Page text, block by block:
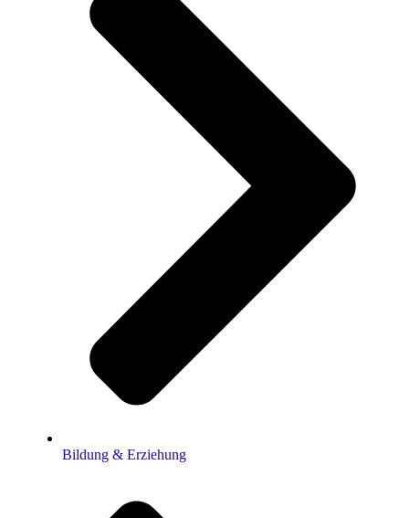
Bildung & Erziehung